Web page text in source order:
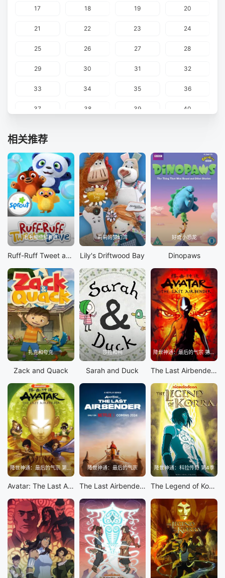
17 18 19 20
21 22 23 24
25 26 27 28
29 30 31 32
33 34 35 36
37 38 39 40
49 50 51 52
相关推荐
毛毛绒绒和胖胖
Ruff-Ruff Tweet and Dave
莉莉的梦幻湾
Lily's Driftwood Bay
好奇小恐龙
Dinopaws
扎克和夸克
Zack and Quack
莎拉和鸭
Sarah and Duck
降世神通：最后的气宗 第3季
The Last Airbender S3
降世神通：最后的气宗 第2季
Avatar: The Last Airbender S2
降世神通：最后的气宗
The Last Airbender S1
降世神通：科拉传奇 第4季
The Legend of Korra S4